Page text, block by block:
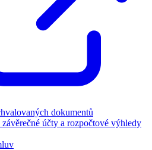
dokumentů
účty a rozpočtové výhledy